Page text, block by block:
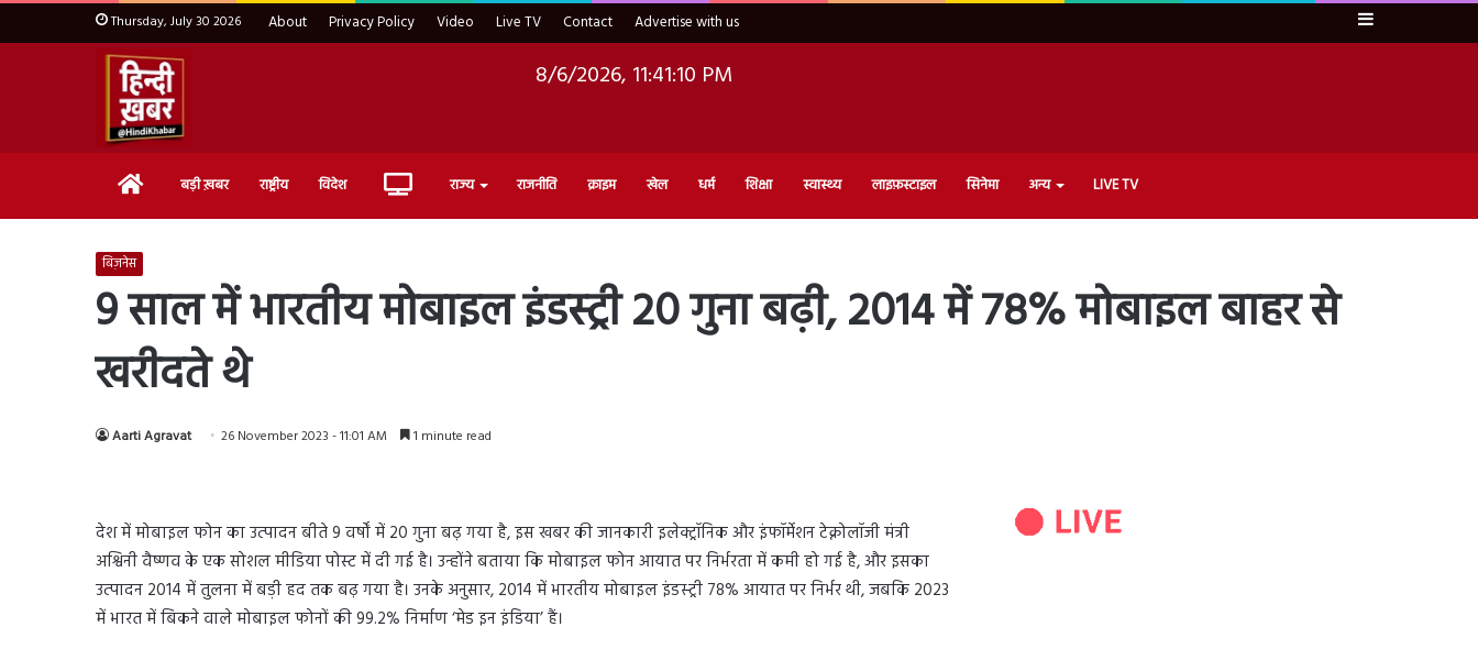
Thursday, July 30 2026 About Privacy Policy Video Live TV Contact Advertise with us Sidebar
8/6/2026, 11:41:11 PM
Home बड़ी ख़बर राष्ट्रीय विदेश Live राज्य राजनीति क्राइम खेल धर्म शिक्षा स्वास्थ्य लाइफ़स्टाइल सिनेमा अन्य LIVE TV
बिज़नेस
9 साल में भारतीय मोबाइल इंडस्ट्री 20 गुना बढ़ी, 2014 में 78% मोबाइल बाहर से
खरीदते थे
Aarti Agravat 26 November 2023 - 11:01 AM 1 minute read
देश में मोबाइल फोन का उत्पादन बीते 9 वर्षों में 20 गुना बढ़ गया है, इस खबर की जानकारी इलेक्ट्रॉनिक और इंफॉर्मेशन टेक्नोलॉजी मंत्री
अश्विनी वैष्णव के एक सोशल मीडिया पोस्ट में दी गई है। उन्होंने बताया कि मोबाइल फोन आयात पर निर्भरता में कमी हो गई है, और इसका
उत्पादन 2014 में तुलना में बड़ी हद तक बढ़ गया है। उनके अनुसार, 2014 में भारतीय मोबाइल इंडस्ट्री 78% आयात पर निर्भर थी, जबकि 2023
में भारत में बिकने वाले मोबाइल फोनों की 99.2% निर्माण ‘मेड इन इंडिया’ हैं।